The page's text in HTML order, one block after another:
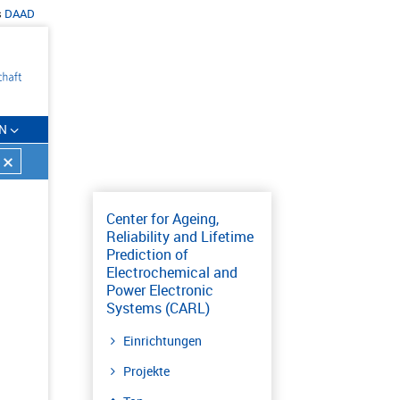
DAAD
Center for Ageing,
Reliability and Lifetime
Prediction of
Electrochemical and
Power Electronic
Systems (CARL)
Einrichtungen
Projekte